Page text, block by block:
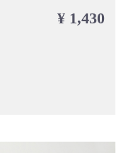
¥ 1,430